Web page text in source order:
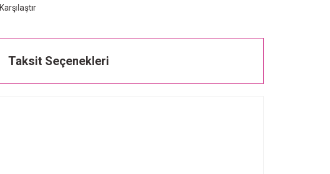
Karşılaştır
Taksit Seçenekleri